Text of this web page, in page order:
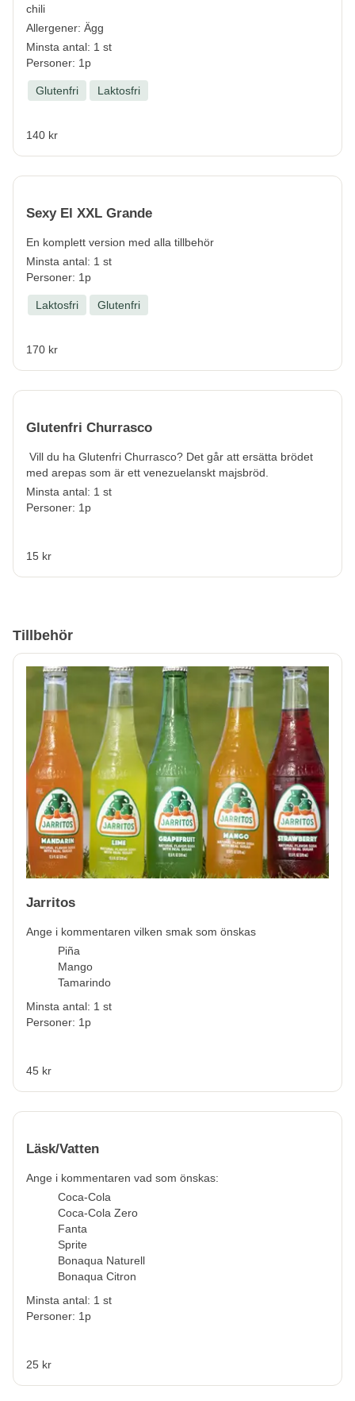
chili
Allergener: Ägg
Minsta antal: 1 st
Personer: 1p
Glutenfri Laktosfri
140 kr
Sexy El XXL Grande
En komplett version med alla tillbehör
Minsta antal: 1 st
Personer: 1p
Laktosfri Glutenfri
170 kr
Glutenfri Churrasco
Vill du ha Glutenfri Churrasco? Det går att ersätta brödet
med arepas som är ett venezuelanskt majsbröd.
Minsta antal: 1 st
Personer: 1p
15 kr
Tillbehör
Jarritos
Ange i kommentaren vilken smak som önskas
Piña
Mango
Tamarindo
Minsta antal: 1 st
Personer: 1p
45 kr
Läsk/Vatten
Ange i kommentaren vad som önskas:
Coca-Cola
Coca-Cola Zero
Fanta
Sprite
Bonaqua Naturell
Bonaqua Citron
Minsta antal: 1 st
Personer: 1p
25 kr